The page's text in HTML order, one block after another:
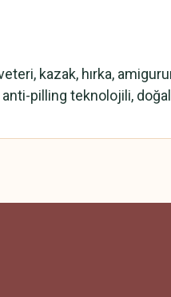
kazak, hırka,
pilling teknolojili, doğal